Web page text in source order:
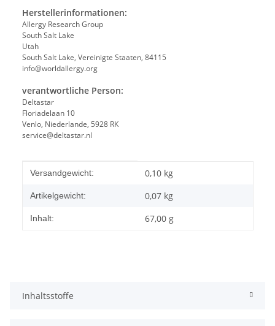
Herstellerinformationen:
Allergy Research Group
South Salt Lake
Utah
South Salt Lake, Vereinigte Staaten, 84115
info@worldallergy.org
verantwortliche Person:
Deltastar
Floriadelaan 10
Venlo, Niederlande, 5928 RK
service@deltastar.nl
Produkteigenschaft
Wert
Versandgewicht: 0,10 kg
Artikelgewicht: 0,07 kg
Inhalt: 67,00 g
Inhaltsstoffe